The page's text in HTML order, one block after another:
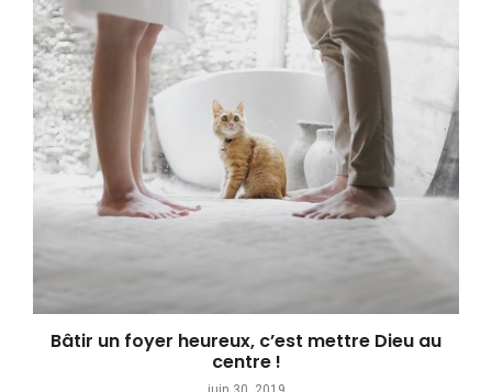
Bâtir un foyer heureux, c’est mettre Dieu au
centre !